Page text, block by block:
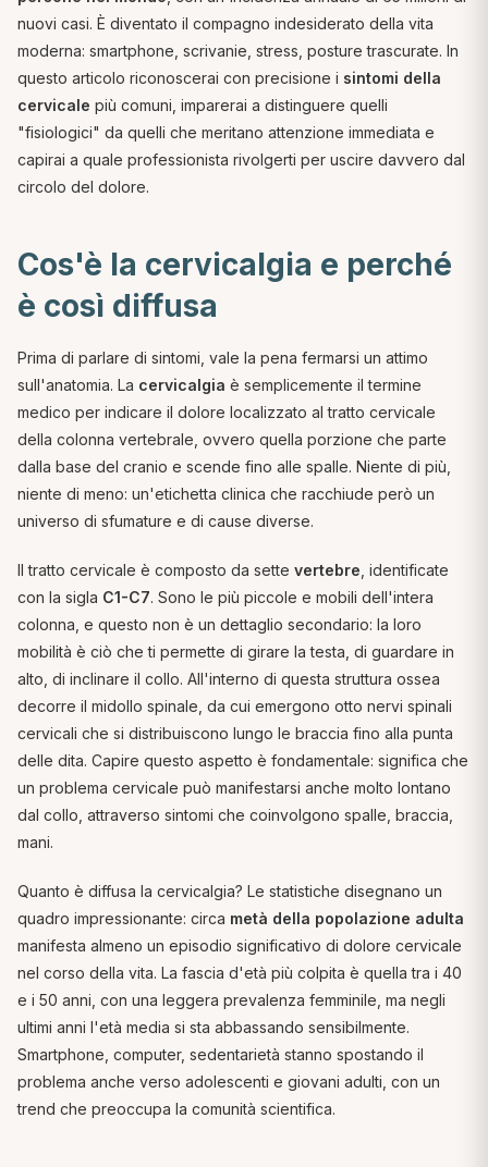
nuovi casi. È diventato il compagno indesiderato della vita
moderna: smartphone, scrivanie, stress, posture trascurate. In
questo articolo riconoscerai con precisione i sintomi della
cervicale più comuni, imparerai a distinguere quelli
"fisiologici" da quelli che meritano attenzione immediata e
capirai a quale professionista rivolgerti per uscire davvero dal
circolo del dolore.
Cos'è la cervicalgia e perché
è così diffusa
Prima di parlare di sintomi, vale la pena fermarsi un attimo
sull'anatomia. La cervicalgia è semplicemente il termine
medico per indicare il dolore localizzato al tratto cervicale
della colonna vertebrale, ovvero quella porzione che parte
dalla base del cranio e scende fino alle spalle. Niente di più,
niente di meno: un'etichetta clinica che racchiude però un
universo di sfumature e di cause diverse.
Il tratto cervicale è composto da sette vertebre , identificate
con la sigla C1-C7. Sono le più piccole e mobili dell'intera
colonna, e questo non è un dettaglio secondario: la loro
mobilità è ciò che ti permette di girare la testa, di guardare in
alto, di inclinare il collo. All'interno di questa struttura ossea
decorre il midollo spinale, da cui emergono otto nervi spinali
cervicali che si distribuiscono lungo le braccia fino alla punta
delle dita. Capire questo aspetto è fondamentale: significa che
un problema cervicale può manifestarsi anche molto lontano
dal collo, attraverso sintomi che coinvolgono spalle, braccia,
mani.
Quanto è diffusa la cervicalgia? Le statistiche disegnano un
quadro impressionante: circa metà della popolazione adulta
manifesta almeno un episodio significativo di dolore cervicale
nel corso della vita. La fascia d'età più colpita è quella tra i 40
e i 50 anni, con una leggera prevalenza femminile, ma negli
ultimi anni l'età media si sta abbassando sensibilmente.
Smartphone, computer, sedentarietà stanno spostando il
problema anche verso adolescenti e giovani adulti, con un
trend che preoccupa la comunità scientifica.